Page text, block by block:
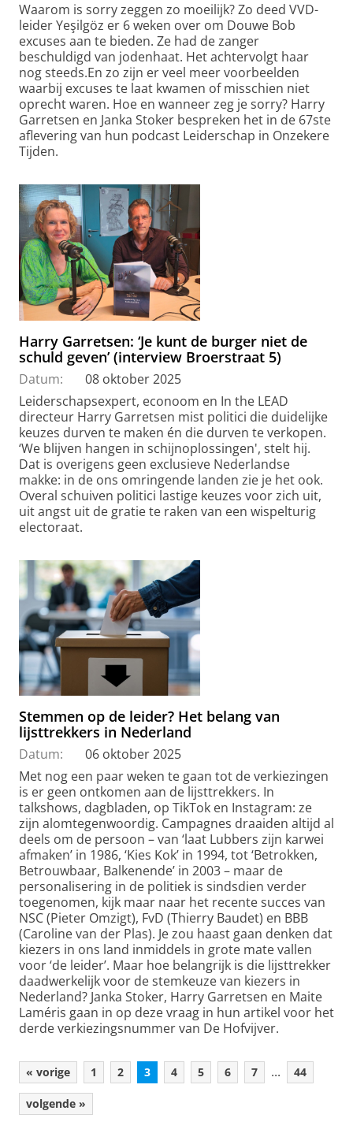
Waarom is sorry zeggen zo moeilijk? Zo deed VVD-
leider Yeşilgöz er 6 weken over om Douwe Bob
excuses aan te bieden. Ze had de zanger
beschuldigd van jodenhaat. Het achtervolgt haar
nog steeds.En zo zijn er veel meer voorbeelden
waarbij excuses te laat kwamen of misschien niet
oprecht waren. Hoe en wanneer zeg je sorry? Harry
Garretsen en Janka Stoker bespreken het in de 67ste
aflevering van hun podcast Leiderschap in Onzekere
Tijden.
Harry Garretsen: ‘Je kunt de burger niet de
schuld geven’ (interview Broerstraat 5)
Datum:
08 oktober 2025
Leiderschapsexpert, econoom en In the LEAD
directeur Harry Garretsen mist politici die duidelijke
keuzes durven te maken én die durven te verkopen.
‘We blijven hangen in schijnoplossingen', stelt hij.
Dat is overigens geen exclusieve Nederlandse
makke: in de ons omringende landen zie je het ook.
Overal schuiven politici lastige keuzes voor zich uit,
uit angst uit de gratie te raken van een wispelturig
electoraat.
Stemmen op de leider? Het belang van
lijsttrekkers in Nederland
Datum:
06 oktober 2025
Met nog een paar weken te gaan tot de verkiezingen
is er geen ontkomen aan de lijsttrekkers. In
talkshows, dagbladen, op TikTok en Instagram: ze
zijn alomtegenwoordig. Campagnes draaiden altijd al
deels om de persoon – van ‘laat Lubbers zijn karwei
afmaken’ in 1986, ‘Kies Kok’ in 1994, tot ‘Betrokken,
Betrouwbaar, Balkenende’ in 2003 – maar de
personalisering in de politiek is sindsdien verder
toegenomen, kijk maar naar het recente succes van
NSC (Pieter Omzigt), FvD (Thierry Baudet) en BBB
(Caroline van der Plas). Je zou haast gaan denken dat
kiezers in ons land inmiddels in grote mate vallen
voor ‘de leider’. Maar hoe belangrijk is die lijsttrekker
daadwerkelijk voor de stemkeuze van kiezers in
Nederland? Janka Stoker, Harry Garretsen en Maite
Laméris gaan in op deze vraag in hun artikel voor het
derde verkiezingsnummer van De Hofvijver.
« vorige 1 2 3 4 5 6 7 ... 44
volgende »